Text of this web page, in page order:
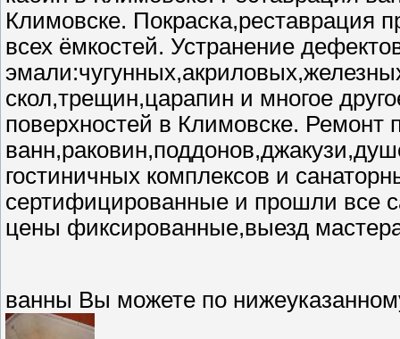
Климовске. Покраска,реставрация
всех ёмкостей. Устранение
скол,трещин,царапин и многое
поверхностей в Климовске. Ремонт
гостиничных комплексов и
сертифицированные и прошли все
цены фиксированные,выезд
ванны Вы можете по